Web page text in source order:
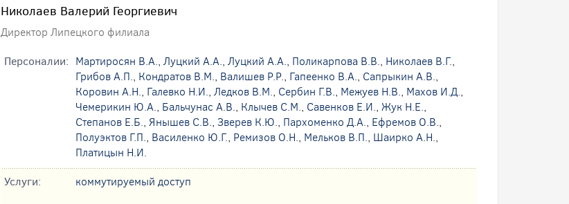
Николаев Валерий Георгиевич
Директор Липецкого филиала
Персоналии: Мартиросян В.А., Луцкий А.А., Луцкий А.А., Поликарпова В.В., Николаев В.Г.,
Грибов А.П., Кондратов В.М., Валишев Р.Р., Гапеенко В.А., Сапрыкин А.В.,
Коровин А.Н., Галевко Н.И., Ледков В.М., Сербин Г.В., Межуев Н.В., Махов И.Д.,
Чемерикин Ю.А., Бальчунас А.В., Клычев С.М., Савенков Е.И., Жук Н.Е.,
Степанов Е.Б., Янышев С.В., Зверев К.Ю., Пархоменко Д.А., Ефремов О.В.,
Полуэктов Г.П., Василенко Ю.Г., Ремизов О.Н., Мельков В.П., Шаирко А.Н.,
Платицын Н.И.
Услуги:
коммутируемый доступ